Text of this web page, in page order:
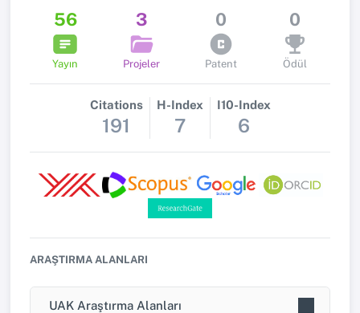
56
Yayın
3
Projeler
0
Patent
0
Ödül
Citations
191
H-Index
7
I10-Index
6
ARAŞTIRMA ALANLARI
UAK Araştırma Alanları